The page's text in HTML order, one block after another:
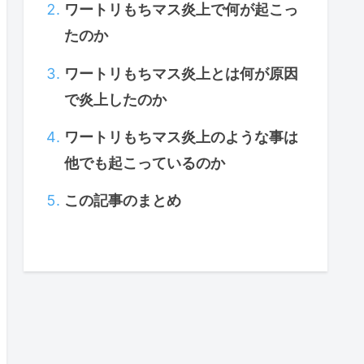
ワートリもちマス炎上で何が起こっ
たのか
ワートリもちマス炎上とは何が原因
で炎上したのか
ワートリもちマス炎上のような事は
他でも起こっているのか
この記事のまとめ